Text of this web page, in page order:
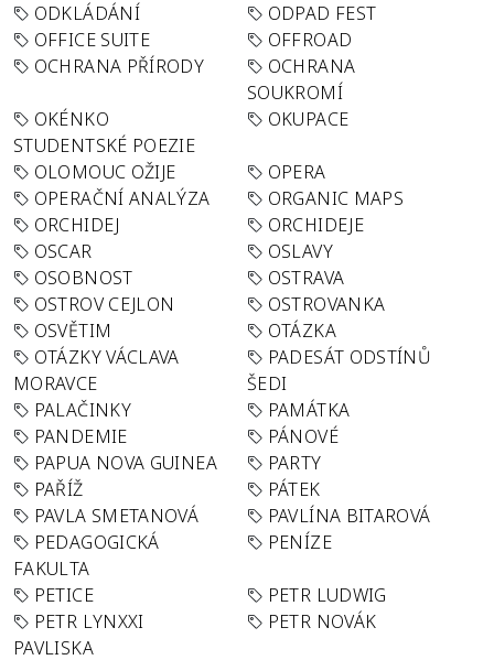
ODKLÁDÁNÍ
ODPAD FEST
OFFICE SUITE
OFFROAD
OCHRANA PŘÍRODY
OCHRANA
SOUKROMÍ
OKÉNKO
STUDENTSKÉ POEZIE
OKUPACE
OLOMOUC OŽIJE
OPERA
OPERAČNÍ ANALÝZA
ORGANIC MAPS
ORCHIDEJ
ORCHIDEJE
OSCAR
OSLAVY
OSOBNOST
OSTRAVA
OSTROV CEJLON
OSTROVANKA
OSVĚTIM
OTÁZKA
OTÁZKY VÁCLAVA
MORAVCE
PADESÁT ODSTÍNŮ
ŠEDI
PALAČINKY
PAMÁTKA
PANDEMIE
PÁNOVÉ
PAPUA NOVA GUINEA
PARTY
PAŘÍŽ
PÁTEK
PAVLA SMETANOVÁ
PAVLÍNA BITAROVÁ
PEDAGOGICKÁ
FAKULTA
PENÍZE
PETICE
PETR LUDWIG
PETR LYNXXI
PAVLISKA
PETR NOVÁK